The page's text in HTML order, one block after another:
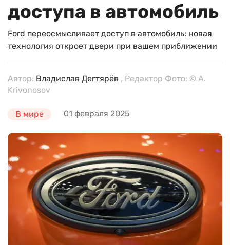
доступа в автомобиль
Ford переосмысливает доступ в автомобиль: новая
технология откроет двери при вашем приближении
Автор: Владислав Дегтярёв , Редактор Фото: © A.
Krivonosov
В мире 01 февраля 2025